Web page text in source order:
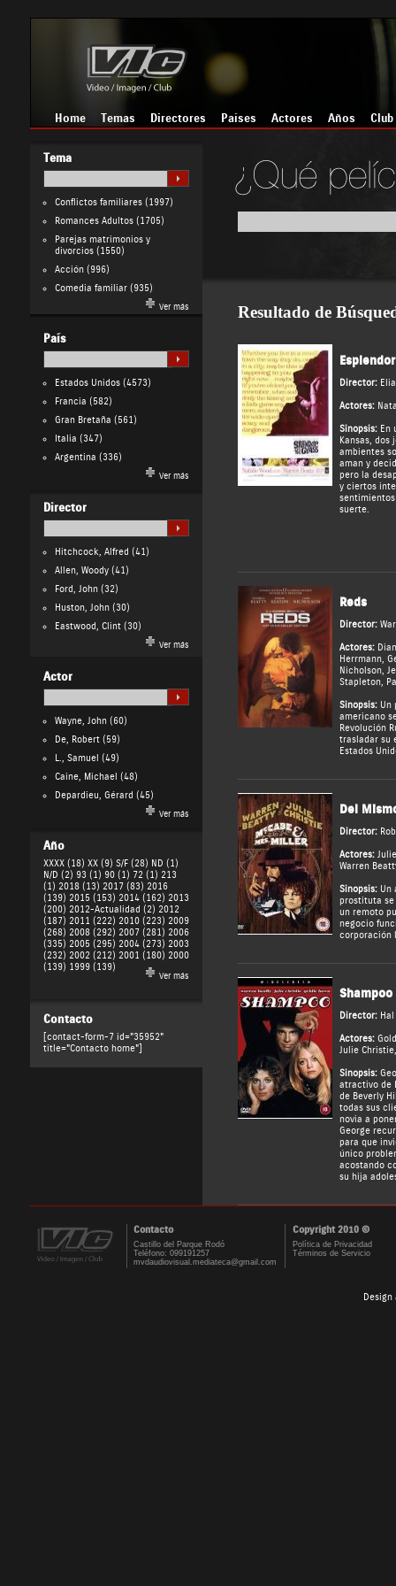
Home Temas Directores Países Actores Años Club
Tema
Conflictos familiares(1997)
Romances Adultos(1705)
Parejas matrimonios y
divorcios(1550)
Acción(996)
Comedia familiar(935)
Ver más
País
Estados Unidos(4573)
Francia (582)
Gran Bretaña (561)
Italia (347)
Argentina (336)
Ver más
Director
Hitchcock, Alfred (41)
Allen, Woody(41)
Ford, John(32)
Huston, John(30)
Eastwood, Clint(30)
Ver más
Actor
Wayne, John(60)
De, Robert(59)
L., Samuel (49)
Caine, Michael (48)
Depardieu, Gérard (45)
Ver más
Año
XXXX (18) XX (9) S/F (28) ND (1)
N/D (2) 93 (1) 90 (1) 72 (1) 213
(1) 2018 (13) 2017 (83) 2016
(139) 2015 (153) 2014 (162) 2013
(200) 2012-Actualidad (2) 2012
(187) 2011 (222) 2010 (223) 2009
(268) 2008 (292) 2007 (281) 2006
(335) 2005 (295) 2004 (273) 2003
(232) 2002 (212) 2001 (180) 2000
(139) 1999 (139)
Ver más
Contacto
[contact-form-7 id="35952"
title="Contacto home"]
Resultado de
Director:
Actores:
Sinopsis:En
Kansas, dos
ambientes
aman y
pero la
y ciertos
suerte.
Reds
Director:
Actores:
Herrmann,
Nicholson,
Stapleton,
Sinopsis:Un
americano
Revolución
trasladar su
Estados
Del
Director:
Actores:
Warren
Sinopsis:Un
prostituta se
un remoto
negocio
corporación
Shampoo
Director:
Actores:
Julie Christie
Sinopsis:
atractivo de
de Beverly
todas sus
novia a
George
para que
único
acostando
su hija
Contacto Copyright 2010 ©
Castillo del Parque Rodó
Teléfono: 099191257
mvdaudiovisual.mediateca@gmail.com
Política de Privacidad
Términos de Servicio